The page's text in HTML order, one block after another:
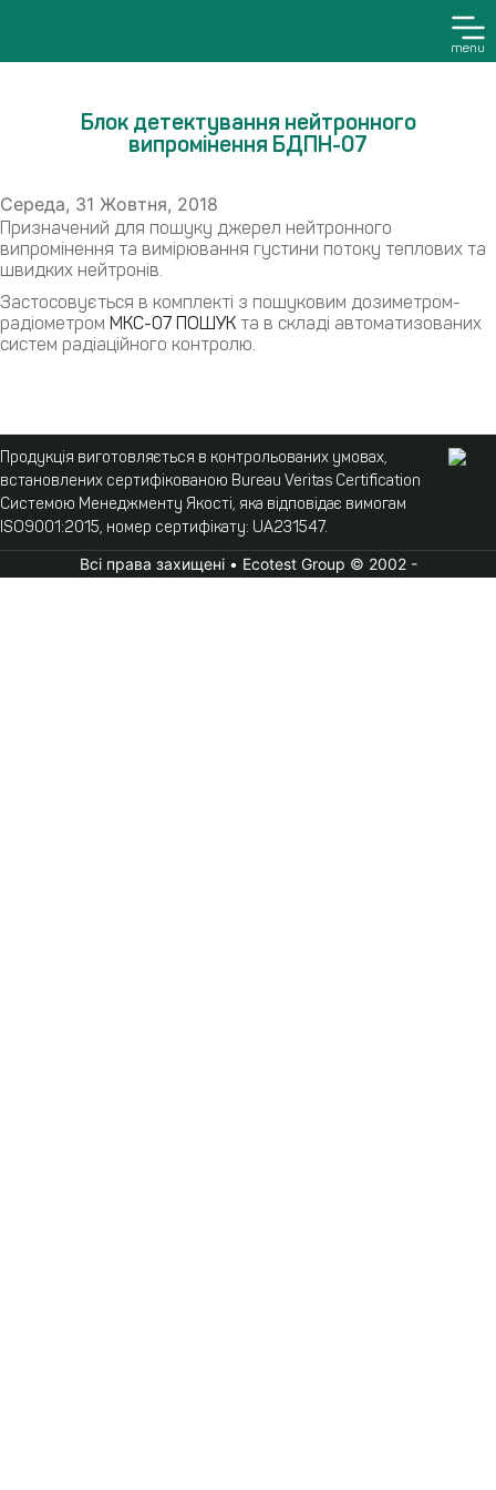
menu
Блок детектування нейтронного
випромінення БДПН-07
Середа, 31 Жовтня, 2018
Призначений для пошуку джерел нейтронного
випромінення та вимірювання густини потоку теплових та
швидких нейтронів.
Застосовується в комплекті з пошуковим дозиметром-
радіометром МКС-07 ПОШУК та в складі автоматизованих
систем радіаційного контролю.
Продукція виготовляється в контрольованих умовах,
встановлених сертифікованою Bureau Veritas Certification
Системою Менеджменту Якості, яка відповідає вимогам
ISO9001:2015, номер сертифікату: UA231547.
Всі права захищені • Ecotest Group © 2002 -